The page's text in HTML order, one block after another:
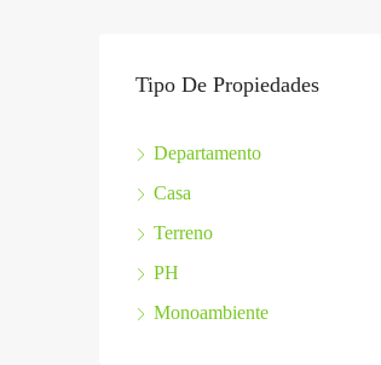
Tipo De Propiedades
Departamento
Casa
Terreno
PH
Monoambiente